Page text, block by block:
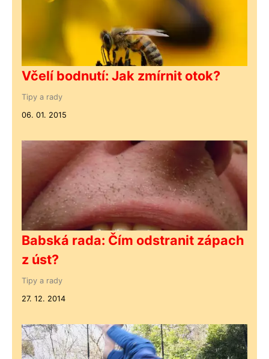
Včelí bodnutí: Jak zmírnit otok?
Tipy a rady
06. 01. 2015
Babská rada: Čím odstranit zápach
z úst?
Tipy a rady
27. 12. 2014